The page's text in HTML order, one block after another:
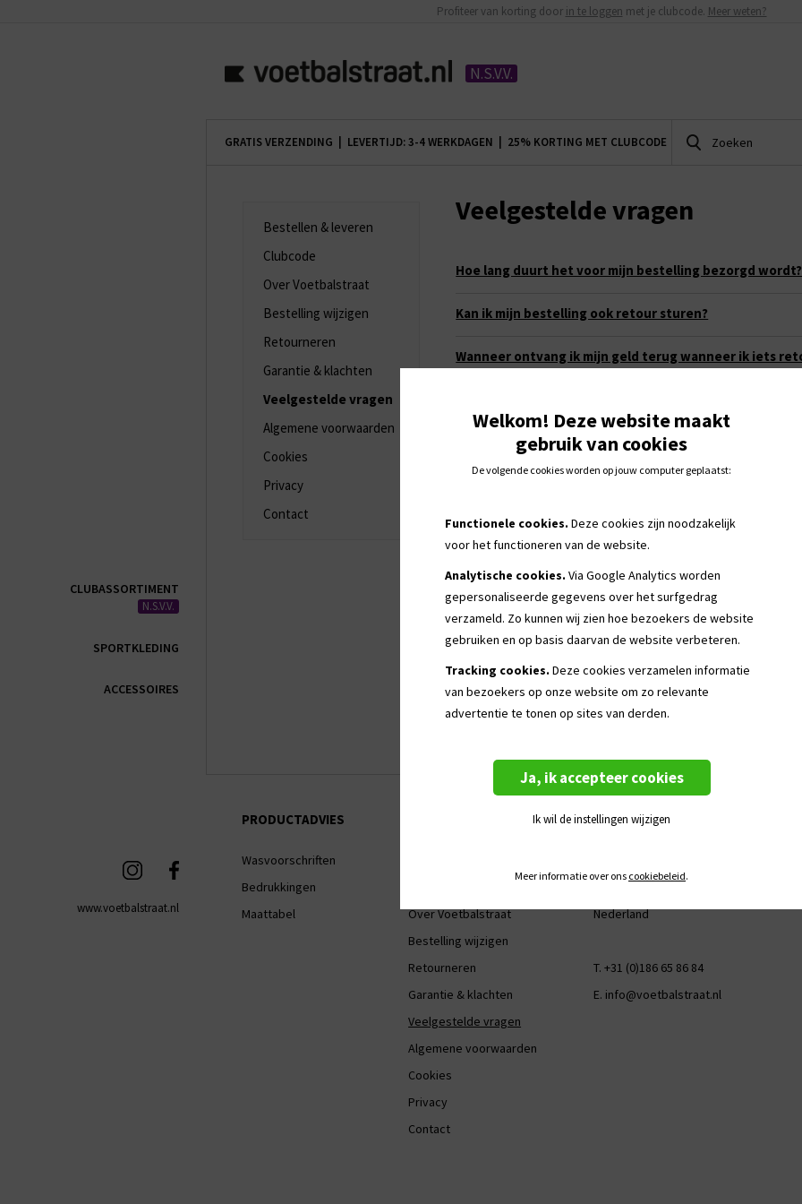
Profiteer van korting door in te loggen met je clubcode. Meer weten?
CLUBASSORTIMENT
N.S.V.V.
SPORTKLEDING
ACCESSOIRES
www.voetbalstraat.nl
N.S.V.V.
GRATIS VERZENDING | LEVERTIJD: 3-4 WERKDAGEN | 25% KORTING MET CLUBCODE
Bestellen & leveren
Clubcode
Over Voetbalstraat
Bestelling wijzigen
Retourneren
Garantie & klachten
Veelgestelde vragen
Algemene voorwaarden
Cookies
Privacy
Contact
Veelgestelde vragen
Hoe lang duurt het voor mijn bestelling bezorgd wordt?
Kan ik mijn bestelling ook retour sturen?
Wanneer ontvang ik mijn geld terug wanneer ik iets
heb gestuurd?
Kan ik mijn bestelling nog wijzigen?
Het artikel dat ik heb ontvangen is stuk. Wat nu?
Kan ik artikelen ook laten bedrukken?
Hoe kan ik de Quick Teamwear kleding het beste
PRODUCTADVIES
Wasvoorschriften
Bedrukkingen
Maattabel
Over Voetbalstraat
Bestelling wijzigen
Retourneren
Garantie & klachten
Veelgestelde vragen
Algemene voorwaarden
Cookies
Privacy
Contact
CONTACT
3281 LB Numansdorp
Nederland
T. +31 (0)186 65 86 84
E. info@voetbalstraat.nl
Welkom! Deze website maakt
gebruik van cookies
De volgende cookies worden op jouw computer geplaatst:
Functionele cookies. Deze cookies zijn noodzakelijk
voor het functioneren van de website.
Analytische cookies. Via Google Analytics worden
gepersonaliseerde gegevens over het surfgedrag
verzameld. Zo kunnen wij zien hoe bezoekers de website
gebruiken en op basis daarvan de website verbeteren.
Tracking cookies. Deze cookies verzamelen informatie
van bezoekers op onze website om zo relevante
advertentie te tonen op sites van derden.
Ja, ik accepteer cookies
Ik wil de instellingen wijzigen
Meer informatie over ons cookiebeleid.